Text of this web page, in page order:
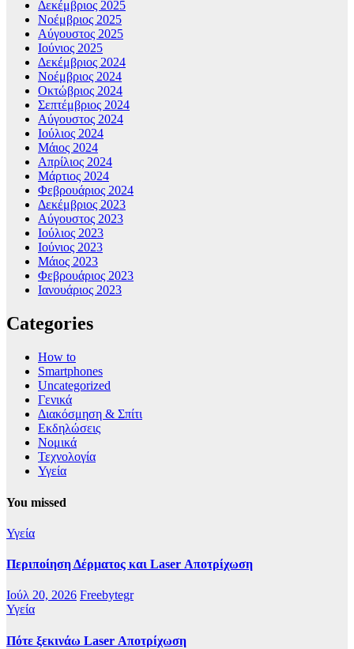
Δεκέμβριος 2025
Νοέμβριος 2025
Αύγουστος 2025
Ιούνιος 2025
Δεκέμβριος 2024
Νοέμβριος 2024
Οκτώβριος 2024
Σεπτέμβριος 2024
Αύγουστος 2024
Ιούλιος 2024
Μάιος 2024
Απρίλιος 2024
Μάρτιος 2024
Φεβρουάριος 2024
Δεκέμβριος 2023
Αύγουστος 2023
Ιούλιος 2023
Ιούνιος 2023
Μάιος 2023
Φεβρουάριος 2023
Ιανουάριος 2023
Categories
How to
Smartphones
Uncategorized
Γενικά
Διακόσμηση & Σπίτι
Εκδηλώσεις
Νομικά
Τεχνολογία
Υγεία
You missed
Υγεία
Περιποίηση Δέρματος και Laser Αποτρίχωση
Ιούλ 20, 2026 Freebytegr
Υγεία
Πότε ξεκινάω Laser Αποτρίχωση